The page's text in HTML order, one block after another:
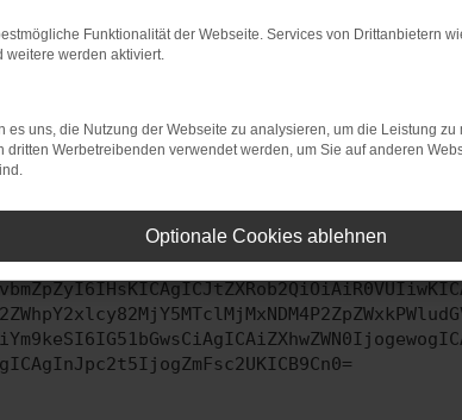
bestimmter Seiten verhindern. Funktioniert die
beheben.
auf dem neuesten Stand sind.
kann auch dazu führen, dass bestimmte
uns bitte. Wir werden versuchen, das
Funktionalität der Webseite. Services von Drittanbietern
weitere werden aktiviert.
es uns, die Nutzung der Webseite zu analysieren, um die Leistung
dritten Werbetreibenden verwendet werden, um Sie auf anderen
Optionale Cookies ablehnen